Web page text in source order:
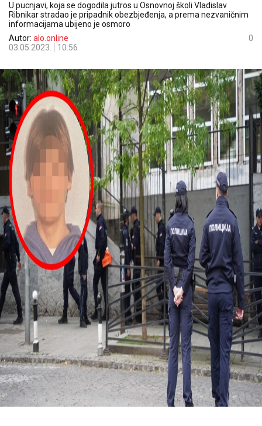
U pucnjavi, koja se dogodila jutros u Osnovnoj školi Vladislav
Ribnikar stradao je pripadnik obezbjeđenja, a prema nezvaničnim
informacijama ubijeno je osmoro
Autor: alo.online
03.05.2023.
10:56
0